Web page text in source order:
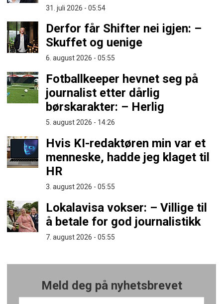
31. juli 2026 - 05:54
Derfor får Shifter nei igjen: –
Skuffet og uenige
6. august 2026 - 05:55
Fotballkeeper hevnet seg på
journalist etter dårlig
børskarakter: – Herlig
5. august 2026 - 14:26
Hvis KI-redaktøren min var et
menneske, hadde jeg klaget til
HR
3. august 2026 - 05:55
Lokalavisa vokser: – Villige til
å betale for god journalistikk
7. august 2026 - 05:55
Meld deg på nyhetsbrevet